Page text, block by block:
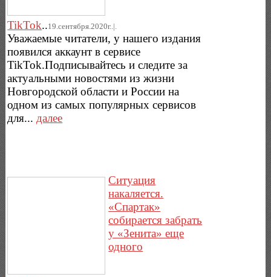
TikTok..19.сентября.2020г..|.
Уважаемые читатели, у нашего издания
появился аккаунт в сервисе
TikTok.Подписывайтесь и следите за
актуальными новостями из жизни
Новгородской области и России на
одном из самых популярных сервисов
для... далее
Ситуация
накаляется.
«Спартак»
собирается забрать
у «Зенита» еще
одного